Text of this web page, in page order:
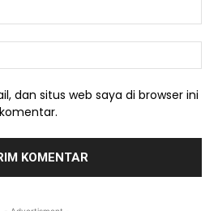
dan situs web saya di browser ini